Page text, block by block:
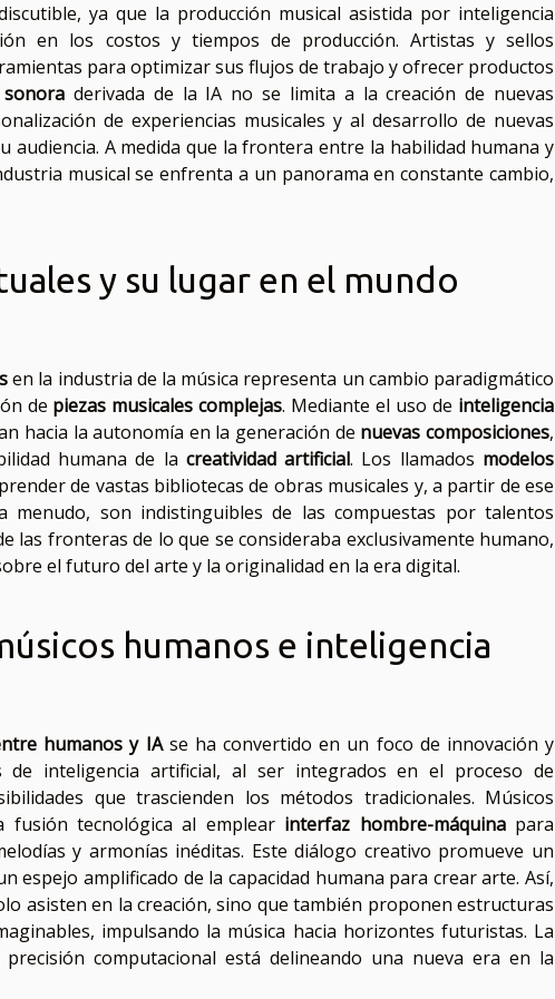
ya que la producción musical asistida por inteligencia
en los costos y tiempos de producción. Artistas y sellos
para optimizar sus flujos de trabajo y ofrecer productos
derivada de la IA no se limita a la creación de nuevas
de experiencias musicales y al desarrollo de nuevas
audiencia. A medida que la frontera entre la habilidad humana y
musical se enfrenta a un panorama en constante cambio,
y su lugar en el mundo
en la industria de la música representa un cambio paradigmático
de piezas musicales complejas. Mediante el uso de inteligencia
hacia la autonomía en la generación de nuevas composiciones,
humana de la creatividad artificial. Los llamados modelos
de vastas bibliotecas de obras musicales y, a partir de ese
menudo, son indistinguibles de las compuestas por talentos
las fronteras de lo que se consideraba exclusivamente humano,
el futuro del arte y la originalidad en la era digital.
humanos e inteligencia
humanos y IAse ha convertido en un foco de innovación y
de inteligencia artificial, al ser integrados en el proceso de
que trascienden los métodos tradicionales. Músicos
fusión tecnológica al emplear interfaz hombre-máquinapara
y armonías inéditas. Este diálogo creativo promueve un
espejo amplificado de la capacidad humana para crear arte. Así,
asisten en la creación, sino que también proponen estructuras
impulsando la música hacia horizontes futuristas. La
computacional está delineando una nueva era en la